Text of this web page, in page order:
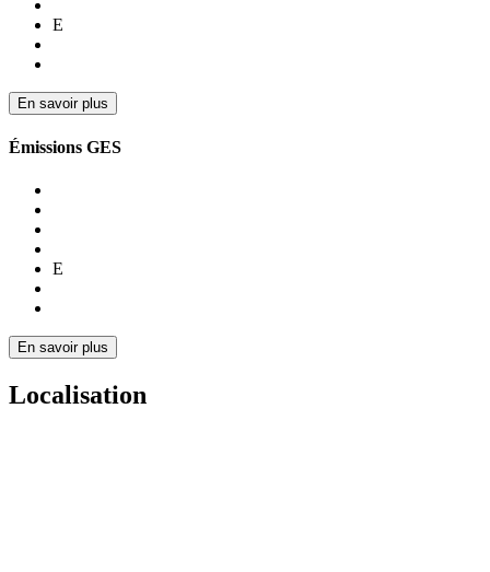
E
En savoir plus
Émissions GES
E
En savoir plus
Localisation